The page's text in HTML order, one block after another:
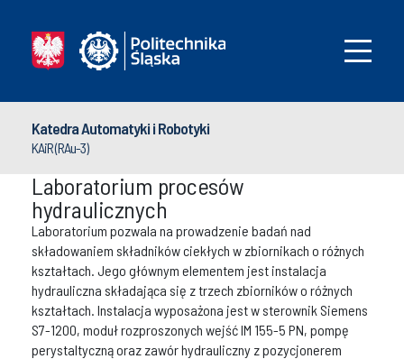
Katedra Automatyki i Robotyki
KAiR (RAu-3)
Laboratorium procesów
hydraulicznych
Laboratorium pozwala na prowadzenie badań nad
składowaniem składników ciekłych w zbiornikach o różnych
kształtach. Jego głównym elementem jest instalacja
hydrauliczna składająca się z trzech zbiorników o różnych
kształtach. Instalacja wyposażona jest w sterownik Siemens
S7-1200, moduł rozproszonych wejść IM 155-5 PN, pompę
perystaltyczną oraz zawór hydrauliczny z pozycjonerem